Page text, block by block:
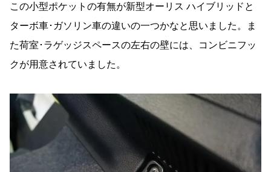
この小型ポケットの有無が新型オーリス ハイブリッドと
ターボ車･ガソリン車の違いの一つかなと思いました。ま
た荷室･ラゲッジスペースの左右の壁には、コンビニフッ
クが用意されていました。